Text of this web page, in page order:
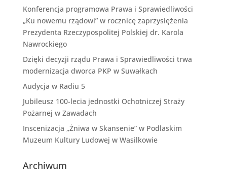
Konferencja programowa Prawa i Sprawiedliwości
„Ku nowemu rządowi” w rocznicę zaprzysiężenia
Prezydenta Rzeczypospolitej Polskiej dr. Karola
Nawrockiego
Dzięki decyzji rządu Prawa i Sprawiedliwości trwa
modernizacja dworca PKP w Suwałkach
Audycja w Radiu 5
Jubileusz 100-lecia jednostki Ochotniczej Straży
Pożarnej w Zawadach
Inscenizacja „Żniwa w Skansenie” w Podlaskim
Muzeum Kultury Ludowej w Wasilkowie
Archiwum